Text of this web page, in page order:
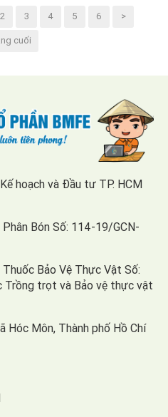
2 3 4 5 6 >
cuối
hoạch và Đầu tư TP. HCM
Bón Số: 114-19/GCN-
Bảo Vệ Thực Vật Số:
Trồng trọt và Bảo vệ thực vật
Hóc Môn, Thành phố Hồ Chí